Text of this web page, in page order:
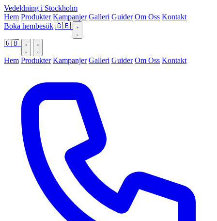
Vedeldning i Stockholm
Hem Produkter Kampanjer Galleri Guider Om Oss Kontakt
Boka hembesök 🇬🇧
🇬🇧
Hem Produkter Kampanjer Galleri Guider Om Oss Kontakt